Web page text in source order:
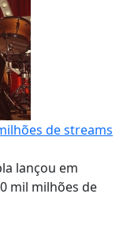
de streams
lançou em
mil milhões de